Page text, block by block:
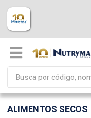
ALIMENTOS SECOS